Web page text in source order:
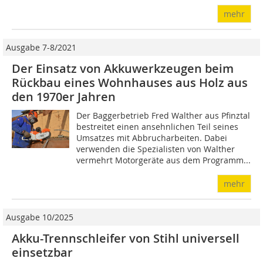
mehr
Ausgabe 7-8/2021
Der Einsatz von Akkuwerkzeugen beim
Rückbau eines Wohnhauses aus Holz aus
den 1970er Jahren
Der Baggerbetrieb Fred Walther aus Pfinztal
bestreitet einen ansehnlichen Teil seines
Umsatzes mit Abbrucharbeiten. Dabei
verwenden die Spezialisten von Walther
vermehrt Motorgeräte aus dem Programm...
mehr
Ausgabe 10/2025
Akku-Trennschleifer von Stihl universell
einsetzbar